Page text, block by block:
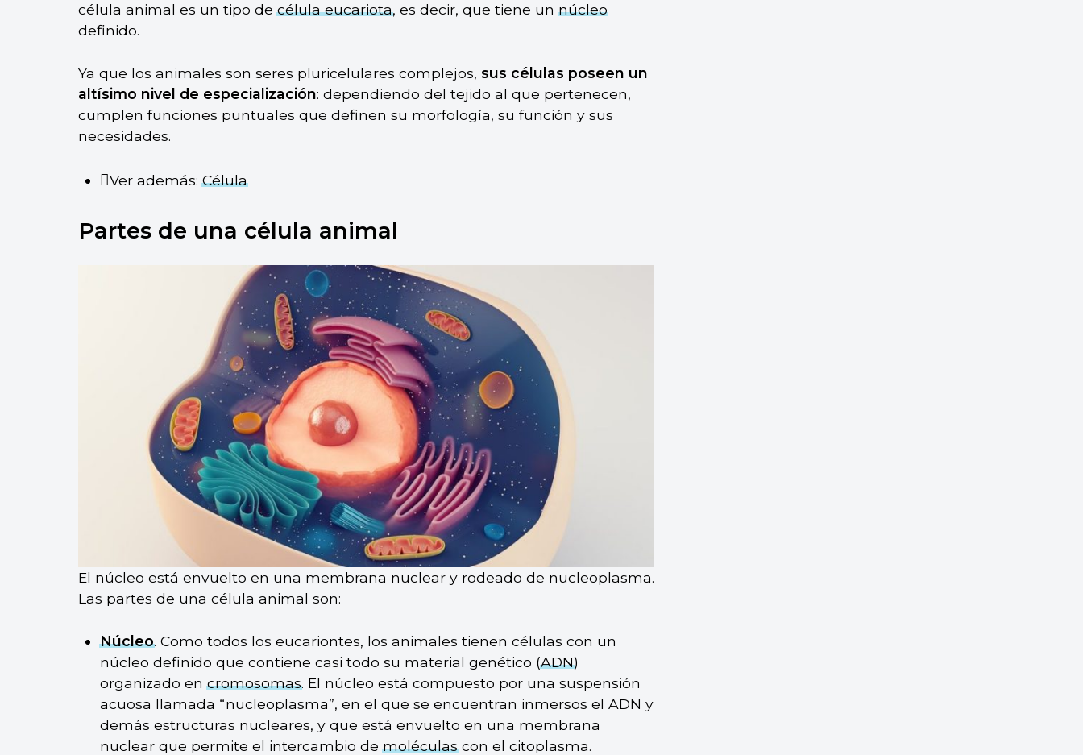
célula animal es un tipo decélula eucariota, es decir, que tiene unnúcleo
definido.
Ya que los animales son seres pluricelulares complejos, sus células poseen un
altísimo nivel de especialización: dependiendo del tejido al que pertenecen,
cumplen funciones puntuales que definen su morfología, su función y sus
necesidades.
Ver además:Célula
Partes de una célula animal
El núcleo está envuelto en una membrana nuclear y rodeado de nucleoplasma.
Las partes de una célula animal son:
Núcleo. Como todos los eucariontes, los animales tienen células con un
núcleo definido que contiene casi todo su material genético (ADN)
organizado encromosomas. El núcleo está compuesto por una suspensión
acuosa llamada “nucleoplasma”, en el que se encuentran inmersos el ADN y
demás estructuras nucleares, y que está envuelto en una membrana
nuclear que permite el intercambio demoléculascon el citoplasma.